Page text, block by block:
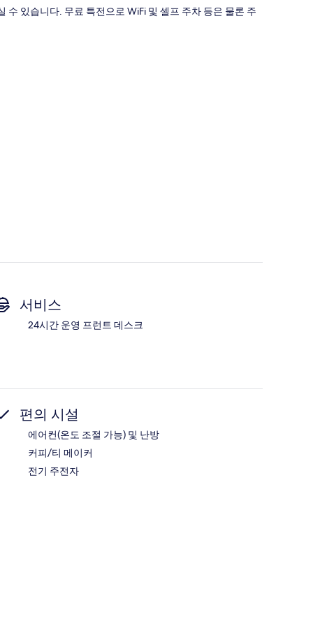
있습니다. 무료 특전으로 WiFi 및 셀프 주차 등은 물론 주
서비스
24시간 운영 프런트 데스크
편의 시설
에어컨(온도 조절 가능) 및 난방
커피/티 메이커
전기 주전자